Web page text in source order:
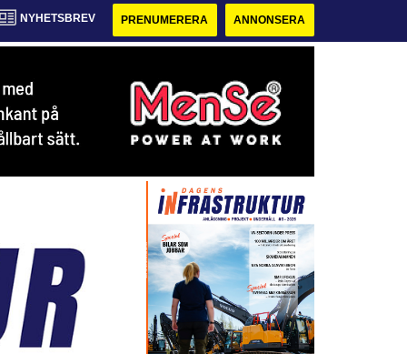
NYHETSBREV PRENUMERERA ANNONSERA